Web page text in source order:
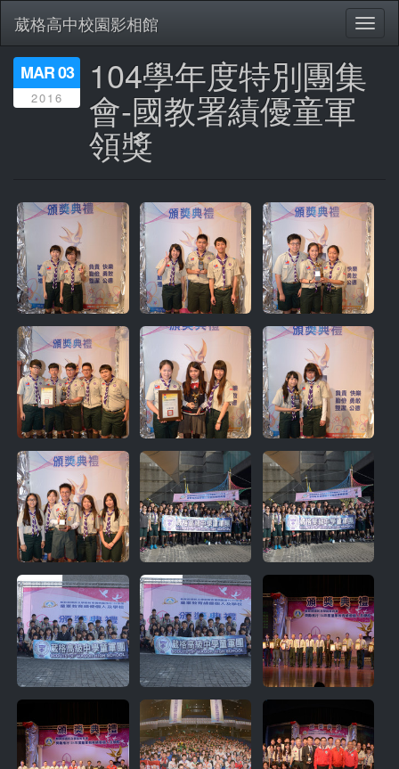
葳格高中校園影相館
104學年度特別團集
會-國教署績優童軍
領獎
MAR 03
2016